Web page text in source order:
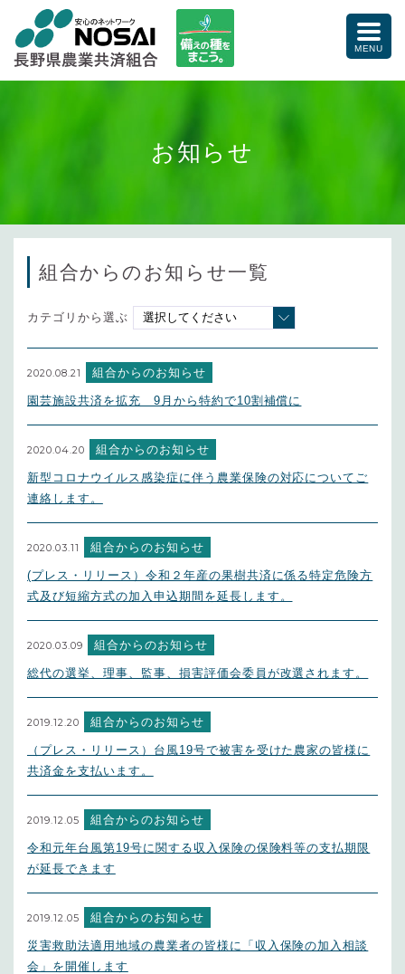
備えの種をまこう。
toggle
MENU
お知らせ
組合からのお知らせ一覧
カテゴリから選ぶ
2020.08.21 組合からのお知らせ
園芸施設共済を拡充 9月から特約で10割補償に
2020.04.20 組合からのお知らせ
新型コロナウイルス感染症に伴う農業保険の対応についてご
連絡します。
2020.03.11 組合からのお知らせ
(プレス・リリース）令和２年産の果樹共済に係る特定危険方
式及び短縮方式の加入申込期間を延長します。
2020.03.09 組合からのお知らせ
総代の選挙、理事、監事、損害評価会委員が改選されます。
2019.12.20 組合からのお知らせ
（プレス・リリース）台風19号で被害を受けた農家の皆様に
共済金を支払います。
2019.12.05 組合からのお知らせ
令和元年台風第19号に関する収入保険の保険料等の支払期限
が延長できます
2019.12.05 組合からのお知らせ
災害救助法適用地域の農業者の皆様に「収入保険の加入相談
会」を開催します